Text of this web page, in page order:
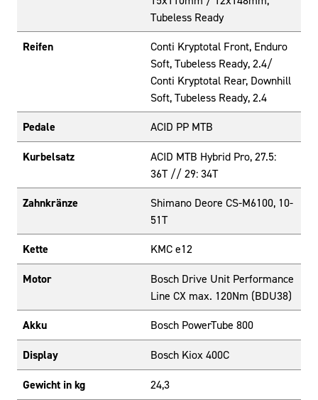
Tubeless Ready
Reifen
Conti Kryptotal Front, Enduro
Soft, Tubeless Ready, 2.4/
Conti Kryptotal Rear, Downhill
Soft, Tubeless Ready, 2.4
Pedale ACID PP MTB
Kurbelsatz
ACID MTB Hybrid Pro, 27.5:
36T // 29: 34T
Zahnkränze
Shimano Deore CS-M6100, 10-
51T
Kette KMC e12
Motor
Bosch Drive Unit Performance
Line CX max. 120Nm (BDU38)
Akku Bosch PowerTube 800
Display Bosch Kiox 400C
Gewicht in kg 24,3